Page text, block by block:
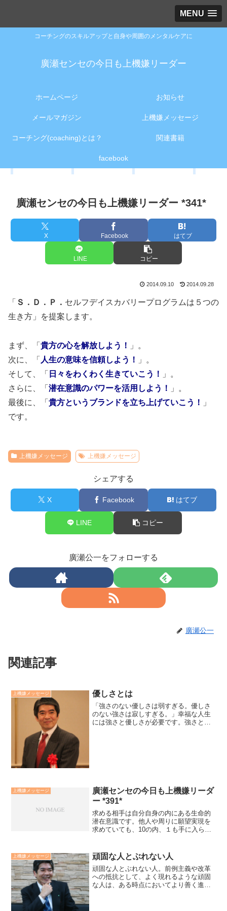
MENU
コーチングのスキルアップと自身や周囲のメンタルケアに
廣瀬センセの今日も上機嫌リーダー
ホームページ お知らせ
メールマガジン 上機嫌メッセージ
コーチング(coaching)とは？ 関連書籍
facebook
廣瀬センセの今日も上機嫌リーダー *341*
X Facebook はてブ
LINE コピー
2014.09.10 2014.09.28
「 Ｓ．Ｄ．Ｐ． セルフデイスカバリープログラムは５つの
生き方」を提案します。
まず、「 貴方の心を解放しよう！
」。
次に、「 人生の意味を信頼しよう！
」。
そして、「 日々をわくわく生きていこう！
」。
さらに、「 潜在意識のパワーを活用しよう！
」。
最後に、「 貴方というブランドを立ち上げていこう！
」
です。
上機嫌メッセージ 上機嫌メッセージ
シェアする
X Facebook はてブ
LINE コピー
廣瀬公一をフォローする
廣瀬公一
関連記事
上機嫌メッセージ 優しさとは
「強さのない優しさは弱すぎる。優しさ
のない強さは寂しすぎる。」幸福な人生
には強さと優しさが必要です。強さとは
上機嫌メッセージ
廣瀬センセの今日も上機嫌リーダ
ー *391*
求める相手は自分自身の内にある生命的
潜在意識です。他人や周りに願望実現を
求めていても、10の内、１も手に入らな
の内ににいる生命的原理です。それは、
宇宙の無限の智慧と力と...
上機嫌メッセージ 頑固な人とぶれない人
頑固な人とぶれない人。前例主義や改革
への抵抗として、よく現れるような頑固
な人は、ある時点においてより善く進展